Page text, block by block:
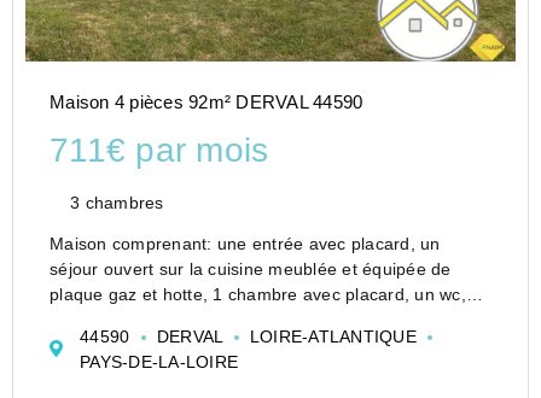
Maison 4 pièces 92m² DERVAL 44590
711€ par mois
3 chambres
Maison comprenant: une entrée avec placard, un
séjour ouvert sur la cuisine meublée et équipée de
plaque gaz et hotte, 1 chambre avec placard, un wc,
bureau, 2 chambres, une salle de bains, wc sépa...
44590 DERVAL
LOIRE-ATLANTIQUE
PAYS-DE-LA-LOIRE